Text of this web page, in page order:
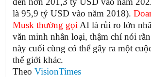
là 95,9 tỷ USD vào năm 2018).
Musk thường gọi AI là rủi ro lớn
văn minh nhân loại, thậm chí nói
này cuối cùng có thể gây ra một
thế giới khác.
Theo VisionTimes